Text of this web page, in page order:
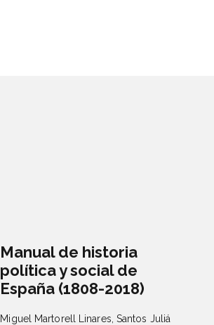
Manual de historia
política y social de
España (1808-2018)
Miguel Martorell Linares, Santos Juliá